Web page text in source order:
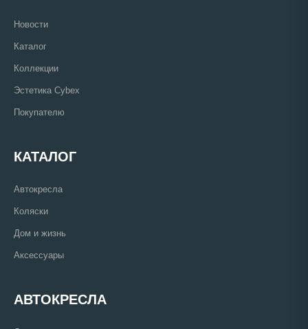
Новости
Каталог
Коллекции
Эстетика Cybex
Покупателю
КАТАЛОГ
Автокресла
Коляски
Дом и жизнь
Аксессуары
АВТОКРЕСЛА